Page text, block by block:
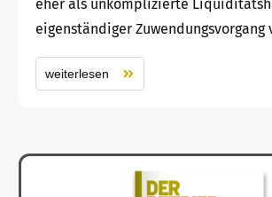
eher als unkomplizierte
eigenständiger Zuwendungsvorgang
weiterlesen